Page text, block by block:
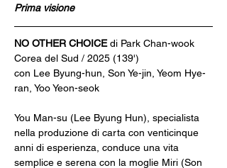
Prima visione
NO OTHER CHOICE di Park Chan-wook
Corea del Sud / 2025 (139')
con Lee Byung-hun, Son Ye-jin, Yeom Hye-
ran, Yoo Yeon-seok
You Man-su (Lee Byung Hun), specialista
nella produzione di carta con venticinque
anni di esperienza, conduce una vita
semplice e serena con la moglie Miri (Son